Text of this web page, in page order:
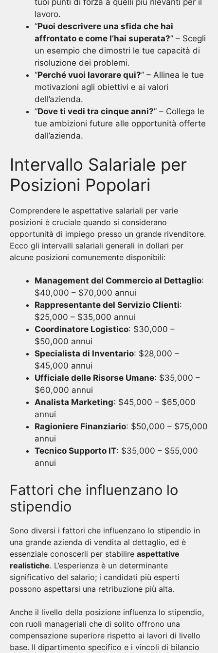
lavoro.
“Puoi descrivere una sfida che hai
affrontato e come l’hai superata?” – Scegli
un esempio che dimostri le tue capacità di
risoluzione dei problemi.
“Perché vuoi lavorare qui?” – Allinea le tue
motivazioni agli obiettivi e ai valori
dell’azienda.
“Dove ti vedi tra cinque anni?” – Collega le
tue ambizioni future alle opportunità offerte
dall’azienda.
Intervallo Salariale per
Posizioni Popolari
Comprendere le aspettative salariali per varie
posizioni è cruciale quando si considerano
opportunità di impiego presso un grande rivenditore.
Ecco gli intervalli salariali generali in dollari per
alcune posizioni comunemente disponibili:
Management del Commercio al Dettaglio:
$40,000 – $70,000 annui
Rappresentante del Servizio Clienti:
$25,000 – $35,000 annui
Coordinatore Logistico: $30,000 –
$50,000 annui
Specialista di Inventario: $28,000 –
$45,000 annui
Ufficiale delle Risorse Umane: $35,000 –
$60,000 annui
Analista Marketing: $45,000 – $65,000
annui
Ragioniere Finanziario: $50,000 – $75,000
annui
Tecnico Supporto IT: $35,000 – $55,000
annui
Fattori che influenzano lo
stipendio
Sono diversi i fattori che influenzano lo stipendio in
una grande azienda di vendita al dettaglio, ed è
essenziale conoscerli per stabilire aspettative
realistiche. L’esperienza è un determinante
significativo del salario; i candidati più esperti
possono aspettarsi una retribuzione più alta.
Anche il livello della posizione influenza lo stipendio,
con ruoli manageriali che di solito offrono una
compensazione superiore rispetto ai lavori di livello
base. Il dipartimento specifico e i vincoli di bilancio